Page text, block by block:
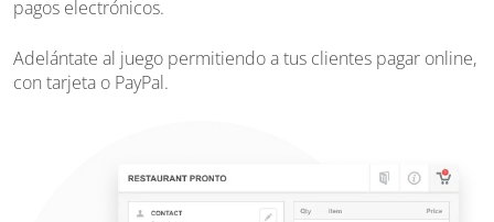
pagos electrónicos.
Adelántate al juego permitiendo a tus clientes pagar online,
con tarjeta o PayPal.